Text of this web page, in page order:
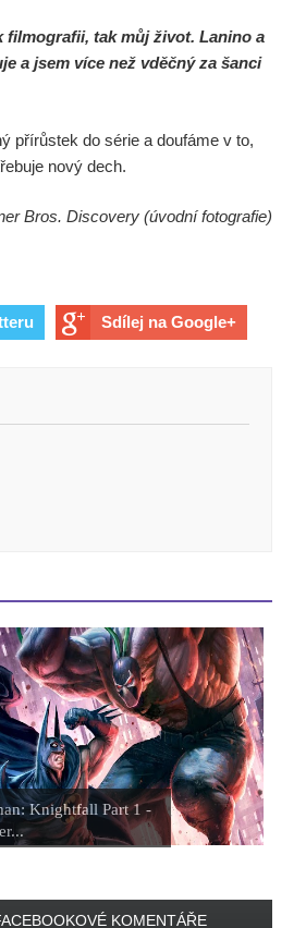
filmografii, tak můj život. Lanino a
a jsem více než vděčný za šanci
přírůstek do série a doufáme v to,
nový dech.
Bros. Discovery (úvodní fotografie)
Sdílej na Google+
Knightfall Part 1 -
KOMENTÁŘE